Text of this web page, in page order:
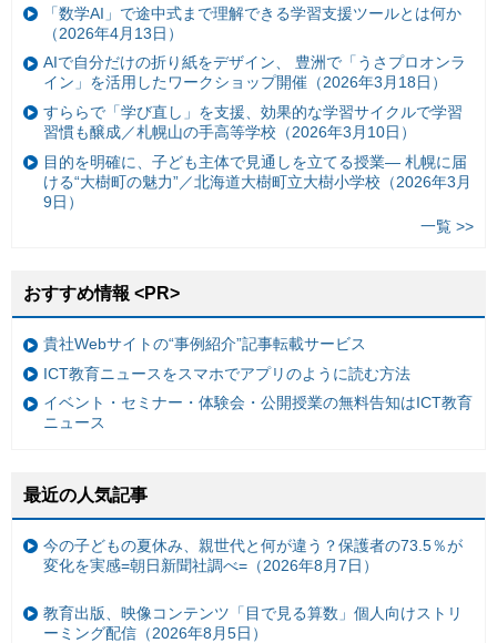
「数学AI」で途中式まで理解できる学習支援ツールとは何か
（2026年4月13日）
AIで自分だけの折り紙をデザイン、 豊洲で「うさプロオンラ
イン」を活用したワークショップ開催（2026年3月18日）
すららで「学び直し」を支援、効果的な学習サイクルで学習
習慣も醸成／札幌山の手高等学校（2026年3月10日）
目的を明確に、子ども主体で見通しを立てる授業— 札幌に届
ける“大樹町の魅力”／北海道大樹町立大樹小学校（2026年3月
9日）
一覧 >>
おすすめ情報 <PR>
貴社Webサイトの“事例紹介”記事転載サービス
ICT教育ニュースをスマホでアプリのように読む方法
イベント・セミナー・体験会・公開授業の無料告知はICT教育
ニュース
最近の人気記事
今の子どもの夏休み、親世代と何が違う？保護者の73.5％が
変化を実感=朝日新聞社調べ=（2026年8月7日）
教育出版、映像コンテンツ「目で見る算数」個人向けストリ
ーミング配信（2026年8月5日）